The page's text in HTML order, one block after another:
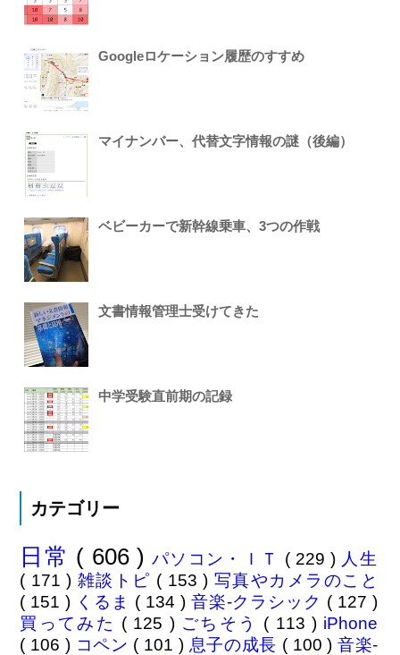
Googleロケーション履歴のすすめ
マイナンバー、代替文字情報の謎（後編）
ベビーカーで新幹線乗車、3つの作戦
文書情報管理士受けてきた
中学受験直前期の記録
カテゴリー
日常 ( 606 )パソコン・ＩＴ ( 229 ) 人生
( 171 ) 雑談トピ ( 153 ) 写真やカメラのこと
( 151 ) くるま ( 134 ) 音楽-クラシック ( 127 )
買ってみた ( 125 ) ごちそう ( 113 ) iPhone
( 106 ) コペン ( 101 ) 息子の成長 ( 100 )音楽-